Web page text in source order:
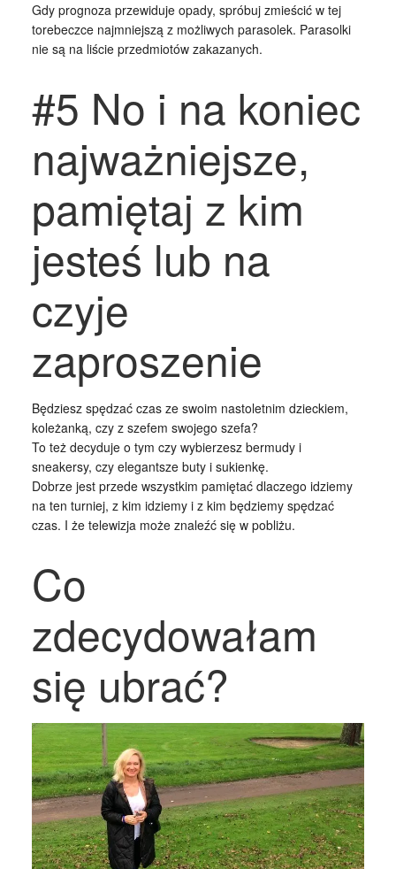
Gdy prognoza przewiduje opady, spróbuj zmieścić w tej
torebeczce najmniejszą z możliwych parasolek. Parasolki
nie są na liście przedmiotów zakazanych.
#5 No i na koniec
najważniejsze,
pamiętaj z kim
jesteś lub na
czyje
zaproszenie
Będziesz spędzać czas ze swoim nastoletnim dzieckiem,
koleżanką, czy z szefem swojego szefa?
To też decyduje o tym czy wybierzesz bermudy i
sneakersy, czy elegantsze buty i sukienkę.
Dobrze jest przede wszystkim pamiętać dlaczego idziemy
na ten turniej, z kim idziemy i z kim będziemy spędzać
czas. I że telewizja może znaleźć się w pobliżu.
Co
zdecydowałam
się ubrać?